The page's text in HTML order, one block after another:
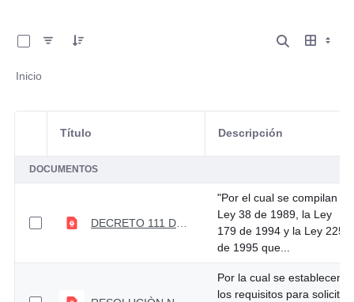
Inicio
Selección del elemento
Título Descripción
DOCUMENTOS
DECRETO 111 DE ENERO 15 DE 1996
"Por el cual se compilan la
Ley 38 de 1989, la Ley
179 de 1994 y la Ley 225
de 1995 que...
Por la cual se establecen
los requisitos para solicitar